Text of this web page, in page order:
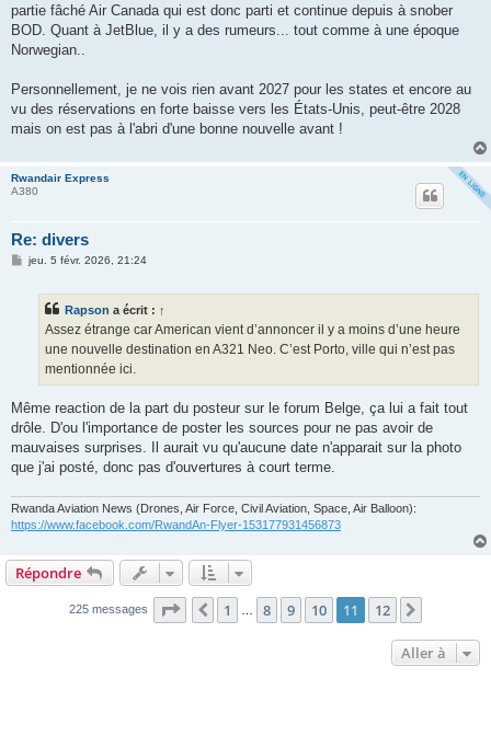
partie fâché Air Canada qui est donc parti et continue depuis à snober
BOD. Quant à JetBlue, il y a des rumeurs... tout comme à une époque
Norwegian..
Personnellement, je ne vois rien avant 2027 pour les states et encore au
vu des réservations en forte baisse vers les États-Unis, peut-être 2028
mais on est pas à l'abri d'une bonne nouvelle avant !
Rwandair Express
A380
Re: divers
Mjeu. 5 févr. 2026, 21:24
Rapson a écrit : ↑
Assez étrange car American vient d’annoncer il y a moins d’une heure
une nouvelle destination en A321 Neo. C’est Porto, ville qui n’est pas
mentionnée ici.
Même reaction de la part du posteur sur le forum Belge, ça lui a fait tout
drôle. D'ou l'importance de poster les sources pour ne pas avoir de
mauvaises surprises. Il aurait vu qu'aucune date n'apparait sur la photo
que j'ai posté, donc pas d'ouvertures à court terme.
Rwanda Aviation News (Drones, Air Force, Civil Aviation, Space, Air Balloon):
https://www.facebook.com/RwandAn-Flyer-153177931456873
Répondre
225 messages Page 11 sur 12
Précédente
1 8 9 10 11 12
Aller à